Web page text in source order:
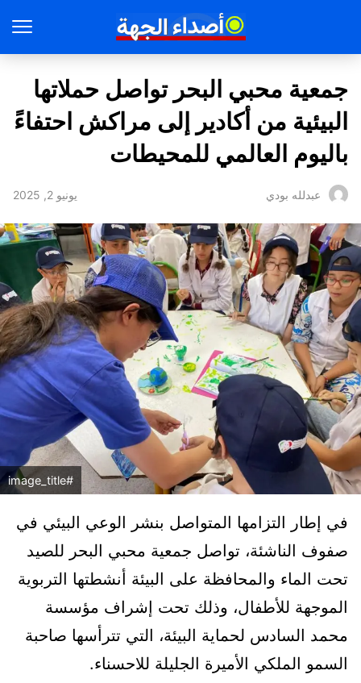
جمعية محبي البحر تواصل حملاتها
البيئية من أكادير إلى مراكش احتفاءً
باليوم العالمي للمحيطات
عبدلله بودي يونيو 2, 2025
#image_title
في إطار التزامها المتواصل بنشر الوعي البيئي في
صفوف الناشئة، تواصل جمعية محبي البحر للصيد
تحت الماء والمحافظة على البيئة أنشطتها التربوية
الموجهة للأطفال، وذلك تحت إشراف مؤسسة
محمد السادس لحماية البيئة، التي تترأسها صاحبة
السمو الملكي الأميرة الجليلة للاحسناء.